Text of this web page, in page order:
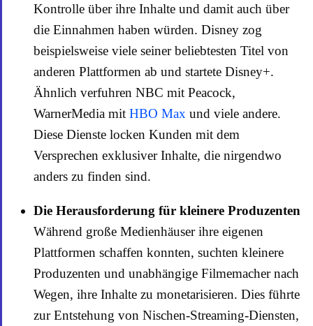
Kontrolle über ihre Inhalte und damit auch über
die Einnahmen haben würden. Disney zog
beispielsweise viele seiner beliebtesten Titel von
anderen Plattformen ab und startete Disney+.
Ähnlich verfuhren NBC mit Peacock,
WarnerMedia mit HBO Max und viele andere.
Diese Dienste locken Kunden mit dem
Versprechen exklusiver Inhalte, die nirgendwo
anders zu finden sind.
Die Herausforderung für kleinere Produzenten
Während große Medienhäuser ihre eigenen
Plattformen schaffen konnten, suchten kleinere
Produzenten und unabhängige Filmemacher nach
Wegen, ihre Inhalte zu monetarisieren. Dies führte
zur Entstehung von Nischen-Streaming-Diensten,